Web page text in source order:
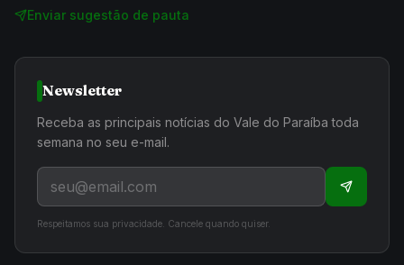
Enviar sugestão de pauta
Newsletter
Receba as principais notícias do Vale do Paraíba toda
semana no seu e-mail.
Respeitamos sua privacidade. Cancele quando quiser.